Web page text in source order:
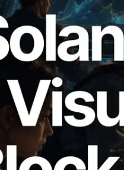
釋出 Solana
slot 為單位視覺
驗證者